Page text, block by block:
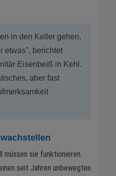
in den Keller gehen,
etwas", berichtet
Eisenbeiß in Kehl.
aber fast
müssen sie funktionieren.
seit Jahren unbewegten